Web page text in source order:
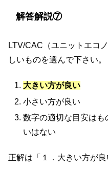
解答解説⑦
LTV/CAC（ユニットエコ
しいものを選んで下さい。
大きい方が良い
小さい方が良い
数字の適切な目安は
いはない
正解は「１．大きい方が良